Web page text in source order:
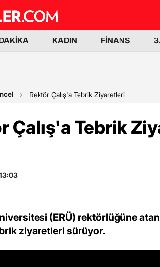
KADIN FİNANS
Rektör Çalış'a Tebrik Ziyaretleri
Çalış'a Tebrik
(ERÜ) rektörlüğüne
ziyaretleri sürüyor.